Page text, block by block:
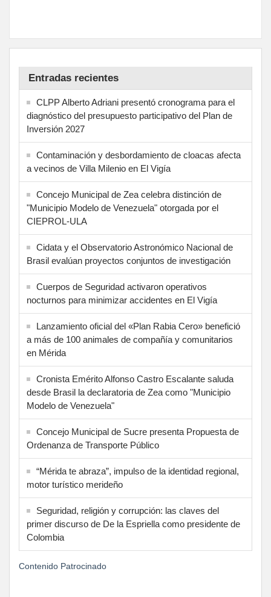
Entradas recientes
CLPP Alberto Adriani presentó cronograma para el
diagnóstico del presupuesto participativo del Plan de
Inversión 2027
Contaminación y desbordamiento de cloacas afecta
a vecinos de Villa Milenio en El Vigía
Concejo Municipal de Zea celebra distinción de
"Municipio Modelo de Venezuela" otorgada por el
CIEPROL-ULA
Cidata y el Observatorio Astronómico Nacional de
Brasil evalúan proyectos conjuntos de investigación
Cuerpos de Seguridad activaron operativos
nocturnos para minimizar accidentes en El Vigía
Lanzamiento oficial del «Plan Rabia Cero» benefició
a más de 100 animales de compañía y comunitarios
en Mérida
Cronista Emérito Alfonso Castro Escalante saluda
desde Brasil la declaratoria de Zea como "Municipio
Modelo de Venezuela"
Concejo Municipal de Sucre presenta Propuesta de
Ordenanza de Transporte Público
“Mérida te abraza”, impulso de la identidad regional,
motor turístico merideño
Seguridad, religión y corrupción: las claves del
primer discurso de De la Espriella como presidente de
Colombia
Contenido Patrocinado